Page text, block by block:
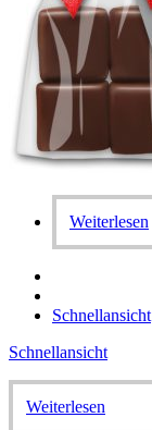
Weiterlesen
Schnellansicht
Schnellansicht
Weiterlesen